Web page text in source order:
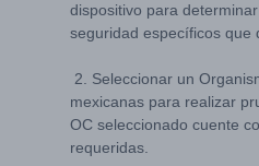
dispositivo para
seguridad específicos que
2. Seleccionar un
mexicanas para realizar
OC seleccionado cuente
requeridas.